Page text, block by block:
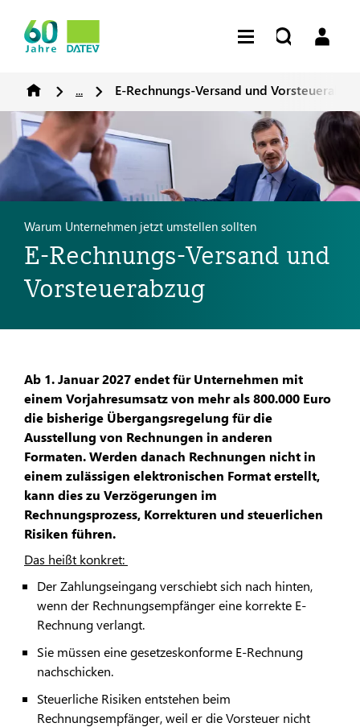
... E-Rechnungs-Versand und
Warum Unternehmen jetzt umstellen sollten
E-Rechnungs-Versand und
Vorsteuerabzug
Ab 1. Januar 2027 endet für Unternehmen mit
einem Vorjahresumsatz von mehr als 800.000 Euro
die bisherige Übergangsregelung für die
Ausstellung von Rechnungen in anderen
Formaten. Werden danach Rechnungen nicht in
einem zulässigen elektronischen Format erstellt,
kann dies zu Verzögerungen im
Rechnungsprozess, Korrekturen und steuerlichen
Risiken führen.
Das heißt konkret:
Der Zahlungseingang verschiebt sich nach hinten,
wenn der Rechnungsempfänger eine korrekte E-
Rechnung verlangt.
Sie müssen eine gesetzeskonforme E-Rechnung
nachschicken.
Steuerliche Risiken entstehen beim
Rechnungsempfänger, weil er die Vorsteuer nicht